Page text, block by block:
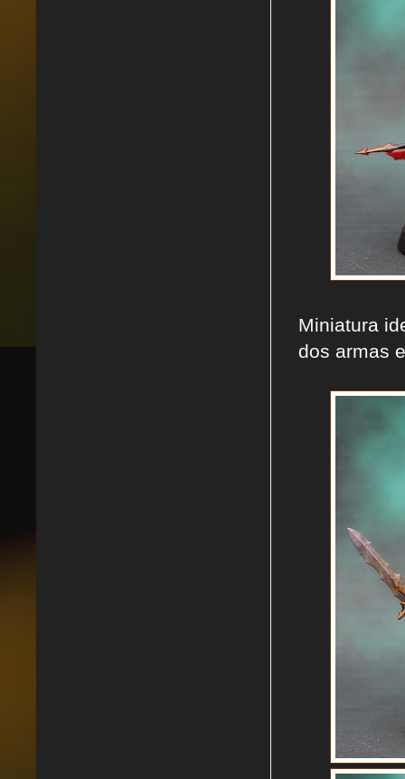
Miniatura
dos armas